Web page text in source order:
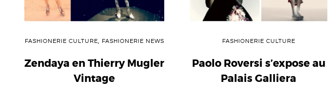
FASHIONERIE CULTURE, FASHIONERIE NEWS
Zendaya en Thierry Mugler
Vintage
FASHIONERIE CULTURE
Paolo Roversi s’expose au
Palais Galliera